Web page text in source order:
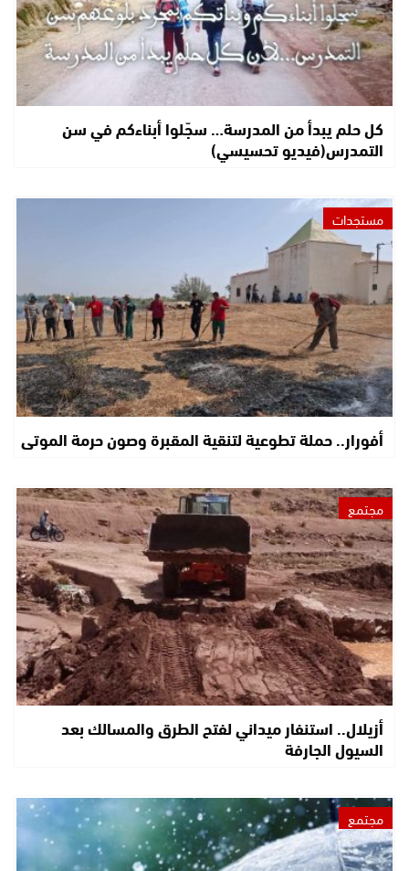
كل حلم يبدأ من المدرسة… سجّلوا أبناءكم في سن
التمدرس(فيديو تحسيسي)
مستجدات
أفورار.. حملة تطوعية لتنقية المقبرة وصون حرمة الموتى
مجتمع
أزيلال.. استنفار ميداني لفتح الطرق والمسالك بعد
السيول الجارفة
مجتمع